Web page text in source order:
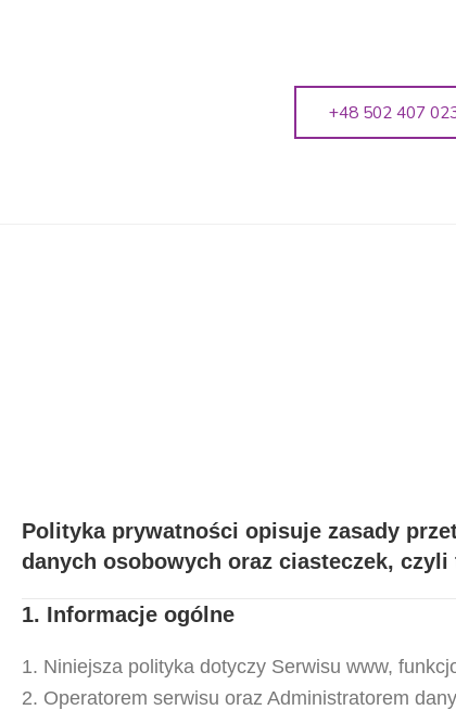
+48 502 407
Polityka prywatności opisuje zasady
danych osobowych oraz ciasteczek, czyli
1. Informacje ogólne
Niniejsza polityka dotyczy Serwisu www,
Operatorem serwisu oraz Administratorem